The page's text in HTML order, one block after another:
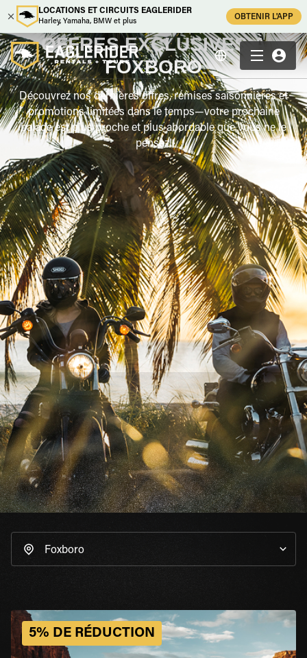
LOCATIONS ET CIRCUITS EAGLERIDER
Harley, Yamaha, BMW et plus
OBTENIR L'APP
OFFRES EXCLUSIVES À
FOXBORO
Découvrez nos dernières offres, remises saisonnières et
promotions limitées dans le temps—votre prochaine
balade est plus proche et plus abordable que vous ne le
pensez.
Foxboro
5% DE RÉDUCTION